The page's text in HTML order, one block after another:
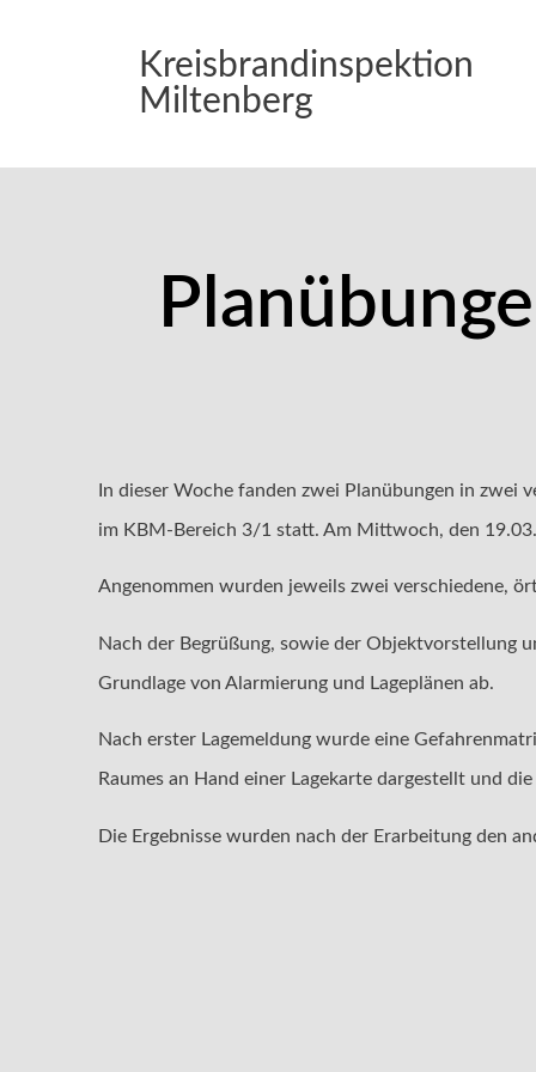
Kreisbrandinspektion
Miltenberg
In dieser Woche fanden zwei Planübungen in zwei
im KBM-Bereich 3/1 statt. Am Mittwoch, den
Angenommen wurden jeweils zwei verschiedene,
Nach der Begrüßung, sowie der Objektvorstellung
Grundlage von Alarmierung und Lageplänen ab.
Nach erster Lagemeldung wurde eine
Raumes an Hand einer Lagekarte dargestellt und
Die Ergebnisse wurden nach der Erarbeitung den